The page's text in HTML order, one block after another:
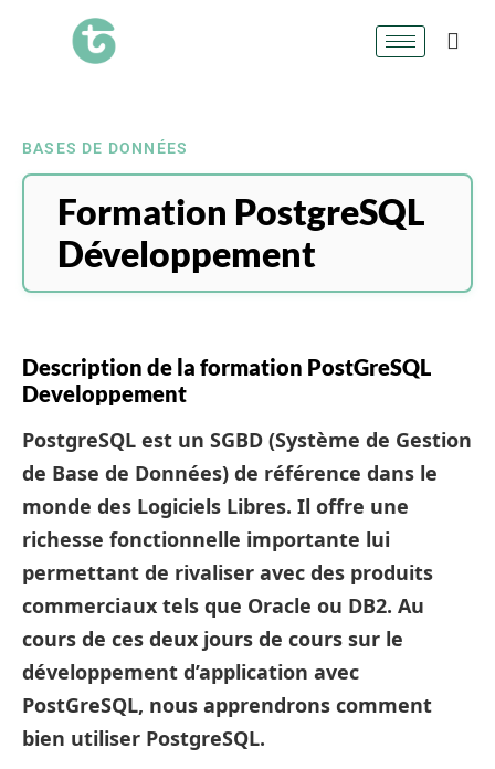
BASES DE DONNÉES
Formation PostgreSQL
Développement
Description de la formation PostGreSQL
Developpement
PostgreSQL est un SGBD (Système de Gestion
de Base de Données) de référence dans le
monde des Logiciels Libres. Il offre une
richesse fonctionnelle importante lui
permettant de rivaliser avec des produits
commerciaux tels que Oracle ou DB2. Au
cours de ces deux jours de cours sur le
développement d’application avec
PostGreSQL, nous apprendrons comment
bien utiliser PostgreSQL.